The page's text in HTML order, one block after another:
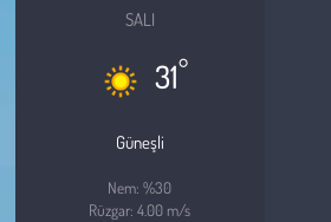
SALI
31°
Güneşli
Nem: %30
Rüzgar: 4.00 m/s